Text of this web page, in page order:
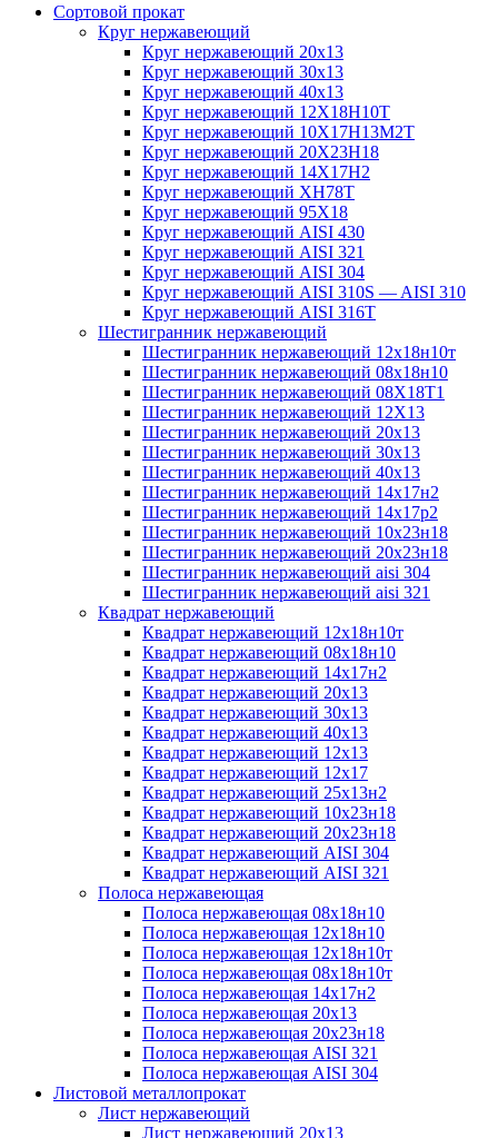
Сортовой прокат
Круг нержавеющий
Круг нержавеющий 20х13
Круг нержавеющий 30х13
Круг нержавеющий 40х13
Круг нержавеющий 12Х18Н10Т
Круг нержавеющий 10Х17Н13М2T
Круг нержавеющий 20Х23Н18
Круг нержавеющий 14Х17Н2
Круг нержавеющий ХН78Т
Круг нержавеющий 95Х18
Круг нержавеющий AISI 430
Круг нержавеющий AISI 321
Круг нержавеющий AISI 304
Круг нержавеющий AISI 310S — AISI 310
Круг нержавеющий AISI 316T
Шестигранник нержавеющий
Шестигранник нержавеющий 12х18н10т
Шестигранник нержавеющий 08х18н10
Шестигранник нержавеющий 08Х18Т1
Шестигранник нержавеющий 12Х13
Шестигранник нержавеющий 20х13
Шестигранник нержавеющий 30х13
Шестигранник нержавеющий 40х13
Шестигранник нержавеющий 14х17н2
Шестигранник нержавеющий 14х17р2
Шестигранник нержавеющий 10х23н18
Шестигранник нержавеющий 20х23н18
Шестигранник нержавеющий aisi 304
Шестигранник нержавеющий aisi 321
Квадрат нержавеющий
Квадрат нержавеющий 12х18н10т
Квадрат нержавеющий 08х18н10
Квадрат нержавеющий 14х17н2
Квадрат нержавеющий 20х13
Квадрат нержавеющий 30х13
Квадрат нержавеющий 40х13
Квадрат нержавеющий 12х13
Квадрат нержавеющий 12х17
Квадрат нержавеющий 25х13н2
Квадрат нержавеющий 10х23н18
Квадрат нержавеющий 20х23н18
Квадрат нержавеющий AISI 304
Квадрат нержавеющий AISI 321
Полоса нержавеющая
Полоса нержавеющая 08х18н10
Полоса нержавеющая 12х18н10
Полоса нержавеющая 12х18н10т
Полоса нержавеющая 08х18н10т
Полоса нержавеющая 14х17н2
Полоса нержавеющая 20х13
Полоса нержавеющая 20х23н18
Полоса нержавеющая AISI 321
Полоса нержавеющая AISI 304
Листовой металлопрокат
Лист нержавеющий
Лист нержавеющий 20х13